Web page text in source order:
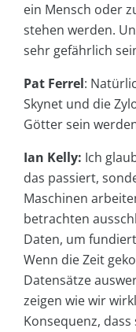
ein Mensch oder
stehen werden.
sehr gefährlich
Pat Ferrel:
Skynet und die
Götter sein
Ian Kelly: Ich
das passiert,
Maschinen
betrachten
Daten, um
Wenn die Zeit
Datensätze
zeigen wie wir
Konsequenz,